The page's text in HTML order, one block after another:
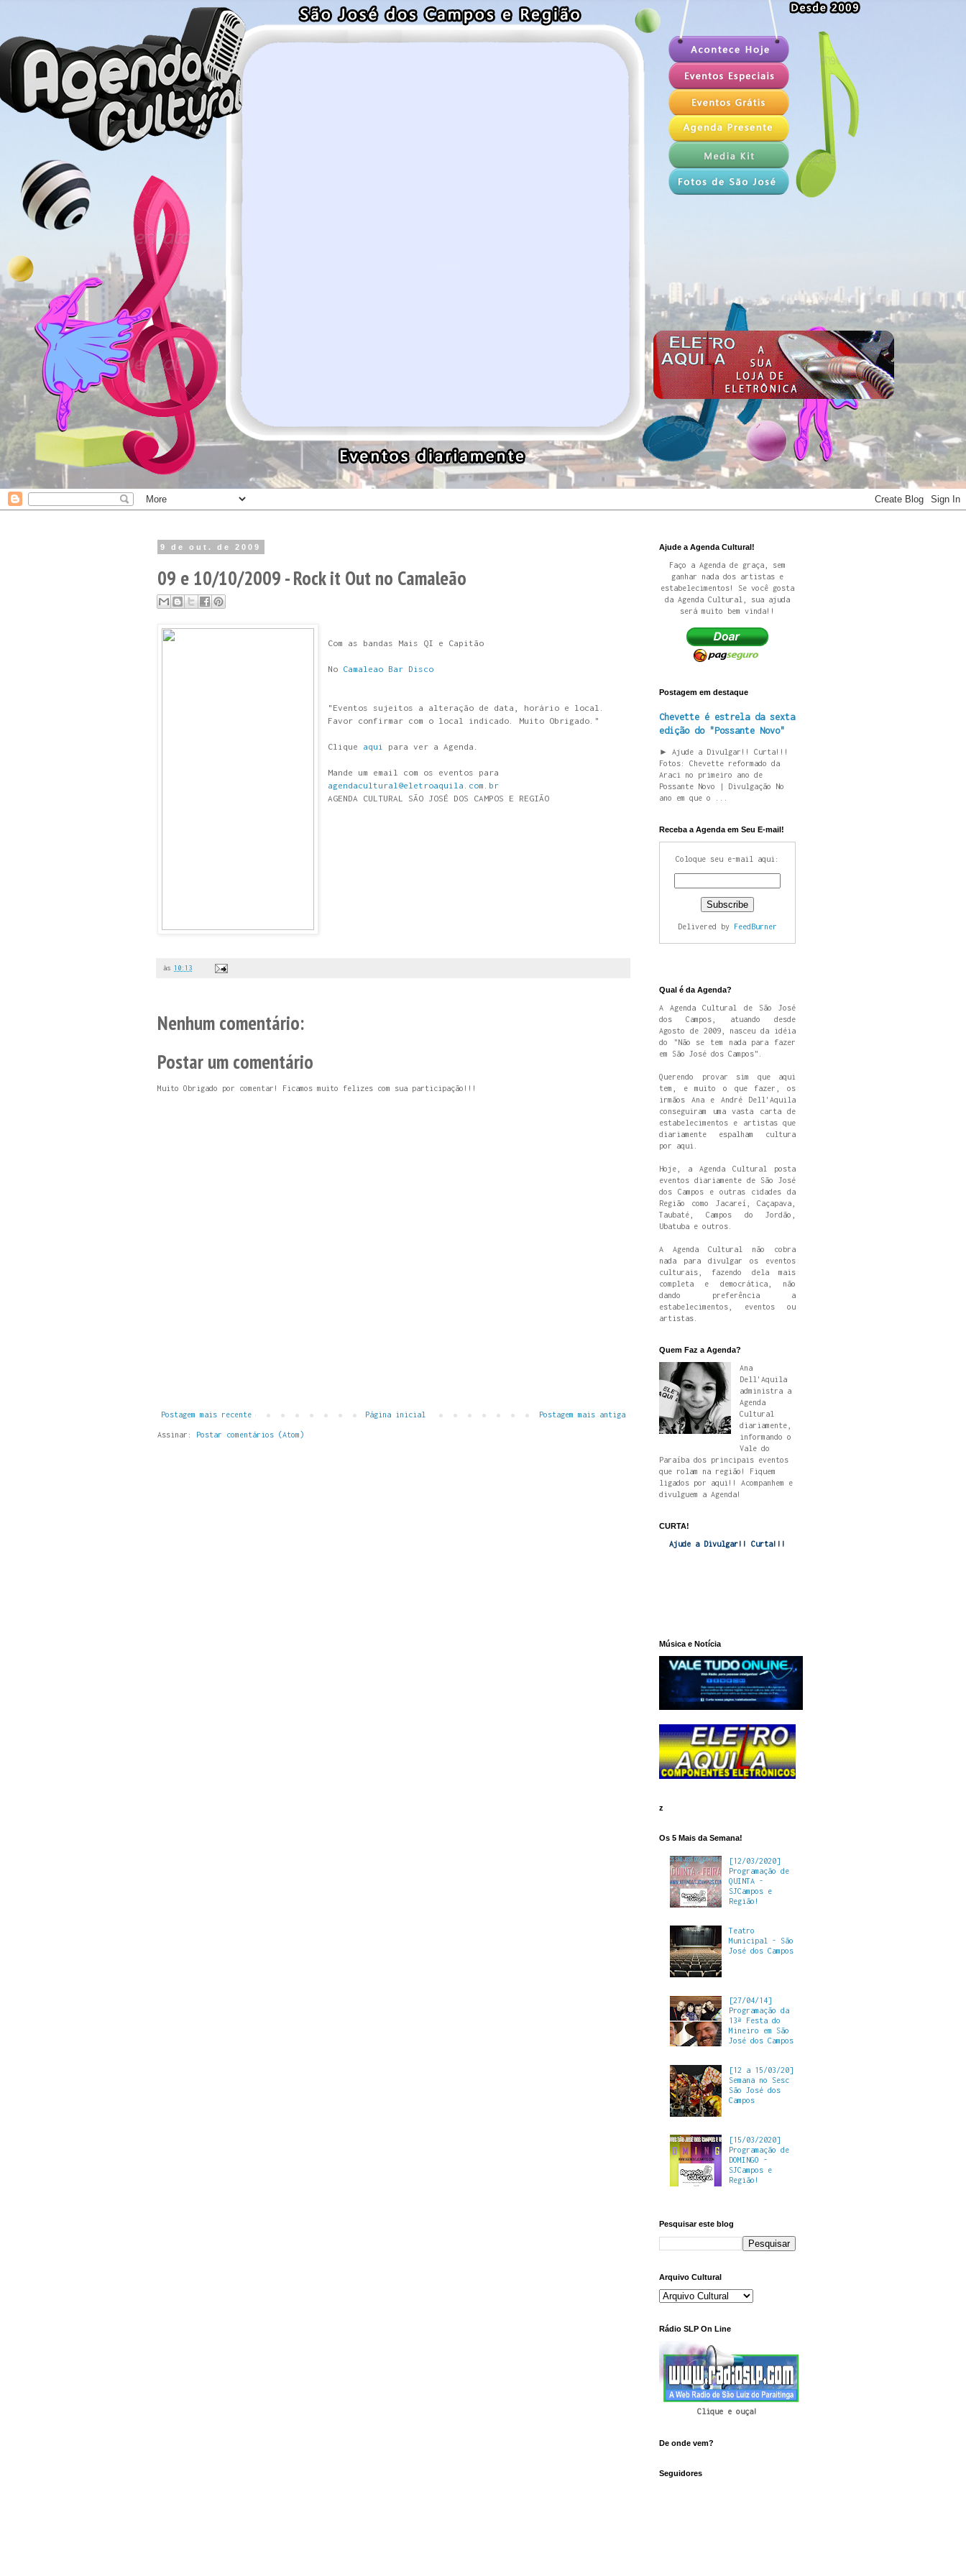
9 de out. de 2009
09 e 10/10/2009 - Rock it Out no Camaleão
Com as bandas Mais QI e Capitão
No Camaleao Bar Disco
"Eventos sujeitos a alteração de data, horário e local.
Favor confirmar com o local indicado. Muito Obrigado."
Clique aqui para ver a Agenda.
Mande um email com os eventos para
agendacultural@eletroaquila.com.br
AGENDA CULTURAL SÃO JOSÉ DOS CAMPOS E REGIÃO
às 10:13
Nenhum comentário:
Postar um comentário
Muito Obrigado por comentar! Ficamos muito felizes com sua participação!!!
Postagem mais recente Postagem mais antiga
Página inicial
Assinar: Postar comentários (Atom)
Ajude a Agenda Cultural!
Faço a Agenda de graça, sem
ganhar nada dos artistas e
estabelecimentos! Se você gosta
da Agenda Cultural, sua ajuda
será muito bem vinda!!
Postagem em destaque
Chevette é estrela da sexta
edição do "Possante Novo"
► Ajude a Divulgar!! Curta!!!
Fotos: Chevette reformado da
Araci no primeiro ano de
Possante Novo | Divulgação No
ano em que o ...
Receba a Agenda em Seu E-mail!
Coloque seu e-mail aqui:
Delivered by FeedBurner
Qual é da Agenda?
A Agenda Cultural de São José
dos Campos, atuando desde
Agosto de 2009, nasceu da idéia
do "Não se tem nada para fazer
em São José dos Campos".
Querendo provar sim que aqui
tem, e muito o que fazer, os
irmãos Ana e André Dell'Aquila
conseguiram uma vasta carta de
estabelecimentos e artistas que
diariamente espalham cultura
por aqui.
Hoje, a Agenda Cultural posta
eventos diariamente de São José
dos Campos e outras cidades da
Região como Jacareí, Caçapava,
Taubaté, Campos do Jordão,
Ubatuba e outros.
A Agenda Cultural não cobra
nada para divulgar os eventos
culturais, fazendo dela mais
completa e democrática, não
dando preferência a
estabelecimentos, eventos ou
artistas.
Quem Faz a Agenda?
Ana
Dell'Aquila
administra a
Agenda
Cultural
diariamente,
informando o
Vale do
Paraíba dos principais eventos
que rolam na região! Fiquem
ligados por aqui!! Acompanhem e
divulguem a Agenda!
CURTA!
Ajude a Divulgar!! Curta!!!
Música e Notícia
z
Os 5 Mais da Semana!
[12/03/2020]
Programação de
QUINTA -
SJCampos e
Região!
Teatro
Municipal - São
José dos Campos
[27/04/14]
Programação da
13ª Festa do
Mineiro em São
José dos Campos
[12 a 15/03/20]
Semana no Sesc
São José dos
Campos
[15/03/2020]
Programação de
DOMINGO -
SJCampos e
Região!
Pesquisar este blog
Arquivo Cultural
Rádio SLP On Line
Clique e ouça!
De onde vem?
Seguidores